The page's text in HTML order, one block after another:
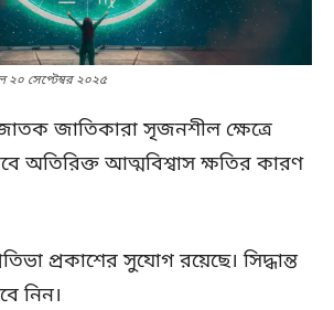
সেপ্টেম্বর ২০২৫
জাতিকারা সৃজনশীল ক্ষেত্রে
অতিরিক্ত আত্মবিশ্বাস ক্ষতির কারণ
প্রকাশের সুযোগ রয়েছে। সিদ্ধান্ত
নিন।